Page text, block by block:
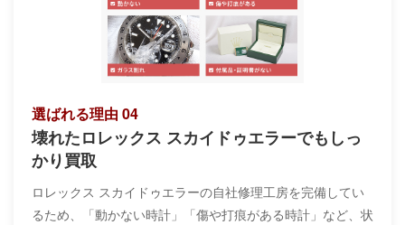
選ばれる理由 04
壊れたロレックス スカイドゥエラーでもしっ
かり買取
ロレックス スカイドゥエラーの自社修理工房を完備してい
るため、「動かない時計」「傷や打痕がある時計」など、状